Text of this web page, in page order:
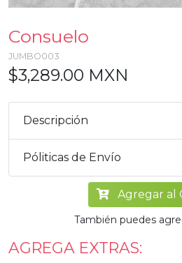
Consuelo
JUMBO003
$3,289.00 MXN
Descripción
Póliticas de Envío
Agregar al
También puedes
AGREGA EXTRAS: